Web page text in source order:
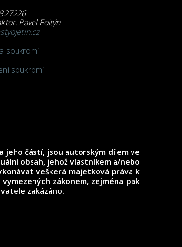
Pavel Foltýn
soukromí
soukromí
jeho částí, jsou autorským dílem ve
obsah, jehož vlastníkem a/nebo
veškerá majetková práva k
zákonem, zejména pak
zakázáno.